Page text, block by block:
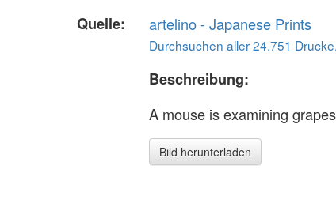
Quelle:
artelino - Japanese Prints
Durchsuchen aller 24.751
Beschreibung:
A mouse is examining
Bild herunterladen